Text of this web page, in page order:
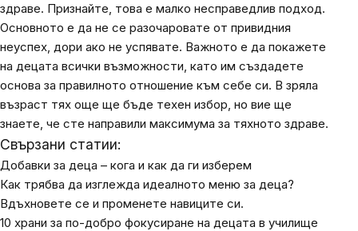
здраве. Признайте, това е малко несправедлив подход.
Основното е да не се разочаровате от привидния
неуспех, дори ако не успявате. Важното е да покажете
на децата всички възможности, като им създадете
основа за правилното отношение към себе си. В зряла
възраст тях още ще бъде техен избор, но вие ще
знаете, че сте направили максимума за тяхното здраве.
Свързани статии:
Добавки за деца – кога и как да ги изберем
Как трябва да изглежда идеалното меню за деца?
Вдъхновете се и променете навиците си.
10 храни за по-добро фокусиране на децата в училище